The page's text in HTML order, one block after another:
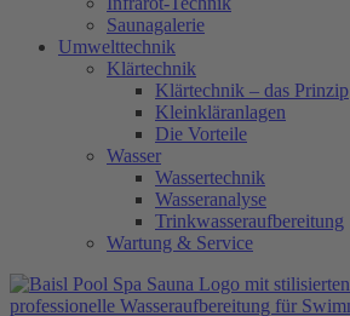
Saunagalerie
Umwelttechnik
Klärtechnik
Klärtechnik – das Prinzip
Kleinkläranlagen
Die Vorteile
Wasser
Wassertechnik
Wasseranalyse
Trinkwasseraufbereitung
Wartung & Service